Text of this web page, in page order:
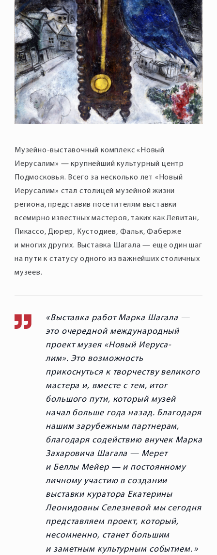
Музейно-выставочный комплекс «Новый
Иерусалим» — крупнейший культурный центр
Подмосковья. Всего за несколько лет «Новый
Иерусалим» стал столицей музейной жизни
региона, представив посетителям выставки
всемирно известных мастеров, таких как Левитан,
Пикассо, Дюрер, Кустодиев, Фальк, Фаберже
и многих других. Выставка Шагала — еще один шаг
на пути к статусу одного из важнейших столичных
музеев.
Выставка работ Марка Шагала —
это очередной международный
проект музея «Новый Иеруса-
лим». Это возможность
прикоснуться к творчеству великого
мастера и, вместе с тем, итог
большого пути, который музей
начал больше года назад. Благодаря
нашим зарубежным партнерам,
благодаря содействию внучек Марка
Захаровича Шагала — Мерет
и Беллы Мейер — и постоянному
личному участию в создании
выставки куратора Екатерины
Леонидовны Селезневой мы сегодня
представляем проект, который,
несомненно, станет большим
и заметным культурным событием.